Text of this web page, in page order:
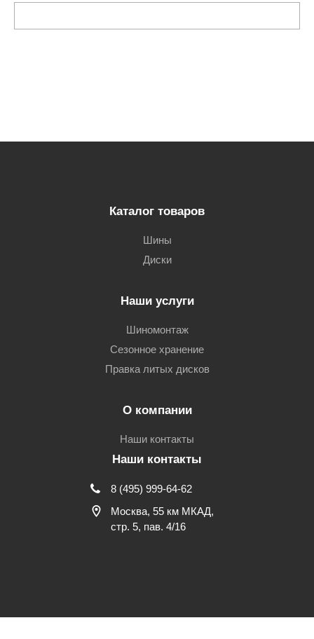
Каталог товаров
Шины
Диски
Наши услуги
Шиномонтаж
Сезонное хранение
Правка литых дисков
О компании
Наши контакты
Наши контакты
8 (495) 999-64-62
Москва, 55 км МКАД,
стр. 5, пав. 4/16